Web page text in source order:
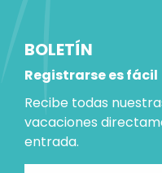
BOLETÍN
Registrarse es fácil
Recibe todas
vacaciones
entrada.